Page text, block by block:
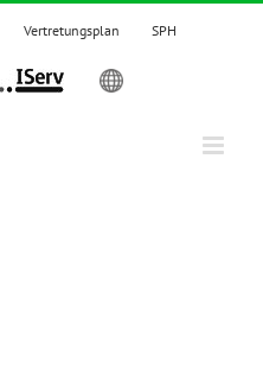
Vertretungsplan SPH
IServ English